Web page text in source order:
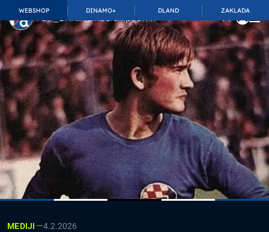
WEBSHOP DINAMO+ DLAND ZAKLADA
TOP_BAR.MembershipSuffix
MEDIJI—4.2.2026